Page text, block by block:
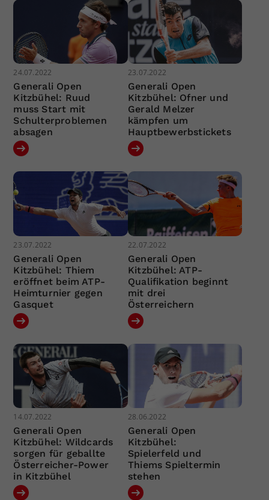
24.07.2022
Generali Open
Kitzbühel: Ruud
muss Start mit
Schulterproblemen
absagen
23.07.2022
Generali Open
Kitzbühel: Ofner und
Gerald Melzer
kämpfen um
Hauptbewerbstickets
23.07.2022
Generali Open
Kitzbühel: Thiem
eröffnet beim ATP-
Heimturnier gegen
Gasquet
22.07.2022
Generali Open
Kitzbühel: ATP-
Qualifikation beginnt
mit drei
Österreichern
14.07.2022
Generali Open
Kitzbühel: Wildcards
sorgen für geballte
Österreicher-Power
in Kitzbühel
28.06.2022
Generali Open
Kitzbühel:
Spielerfeld und
Thiems Spieltermin
stehen